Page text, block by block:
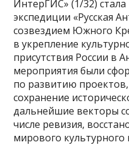
ИнтерГИС» (1/32)
экспедиции «Русская
созвездием Южного
в укрепление
присутствия России в
мероприятия были
по развитию
сохранение
дальнейшие векторы
числе ревизия,
мирового культурного